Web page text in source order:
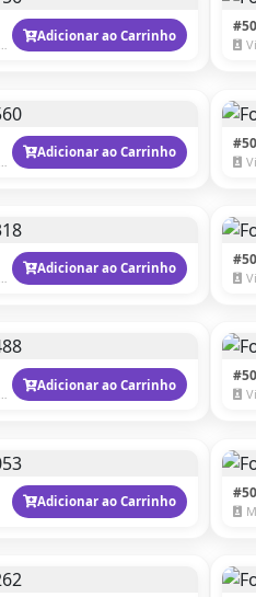
Adicionar ao Carrinho
Adicionar ao Carrinho
Adicionar ao Carrinho
Adicionar ao Carrinho
Adicionar ao Carrinho